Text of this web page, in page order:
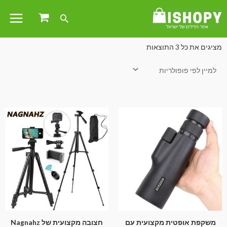
עמוד הבית /לבית לגן ולמשרד
מציגים את כל ⁦3⁩ התוצאות
משקפת אופטית מקצועית עם
חצובה מקצועית של Nagnahz